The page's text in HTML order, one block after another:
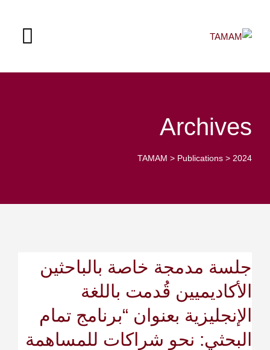
Archives
TAMAM > Publications > 2024
جلسة مدمجة خاصة بالباحثين
الأكاديميين قُدمت باللغة
الإنجليزية بعنوان “برنامج تمام
البحثي: نحو شراكات للمساهمة